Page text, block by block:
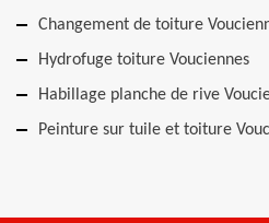
Changement de toiture
Hydrofuge toiture Vouciennes
Habillage planche de rive
Peinture sur tuile et toiture